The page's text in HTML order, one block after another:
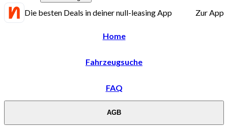
Die besten Deals in deiner null-leasing App Zur App
Home
Fahrzeugsuche
FAQ
AGB